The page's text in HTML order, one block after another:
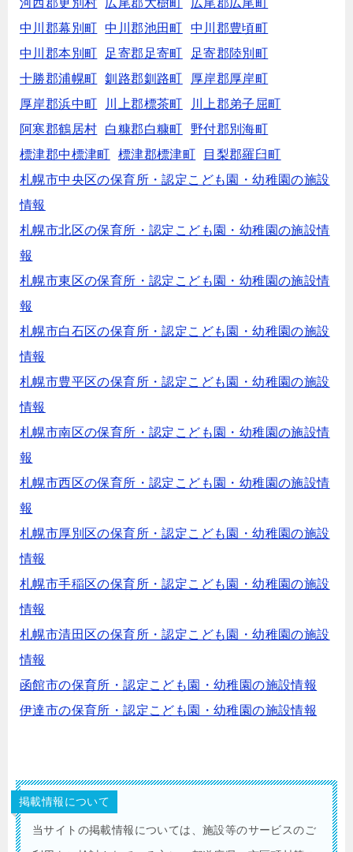
中川郡幕別町
中川郡池田町
中川郡豊頃町
中川郡本別町
足寄郡足寄町
足寄郡陸別町
十勝郡浦幌町
釧路郡釧路町
厚岸郡厚岸町
厚岸郡浜中町
川上郡標茶町
川上郡弟子屈町
阿寒郡鶴居村
白糠郡白糠町
野付郡別海町
標津郡中標津町
標津郡標津町
目梨郡羅臼町
札幌市中央区の保育所・認定こども園・幼稚園の施設
情報
札幌市北区の保育所・認定こども園・幼稚園の施設情
報
札幌市東区の保育所・認定こども園・幼稚園の施設情
報
札幌市白石区の保育所・認定こども園・幼稚園の施設
情報
札幌市豊平区の保育所・認定こども園・幼稚園の施設
情報
札幌市南区の保育所・認定こども園・幼稚園の施設情
報
札幌市西区の保育所・認定こども園・幼稚園の施設情
報
札幌市厚別区の保育所・認定こども園・幼稚園の施設
情報
札幌市手稲区の保育所・認定こども園・幼稚園の施設
情報
札幌市清田区の保育所・認定こども園・幼稚園の施設
情報
函館市の保育所・認定こども園・幼稚園の施設情報
伊達市の保育所・認定こども園・幼稚園の施設情報
掲載情報について
当サイトの掲載情報については、施設等のサービスのご